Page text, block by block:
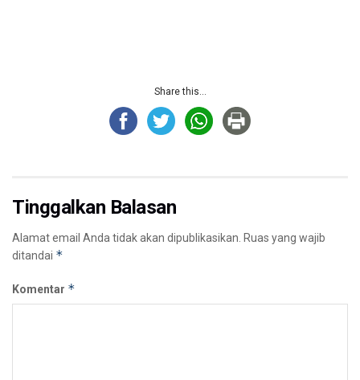
Share this...
Tinggalkan Balasan
Alamat email Anda tidak akan dipublikasikan. Ruas yang wajib
ditandai *
Komentar *